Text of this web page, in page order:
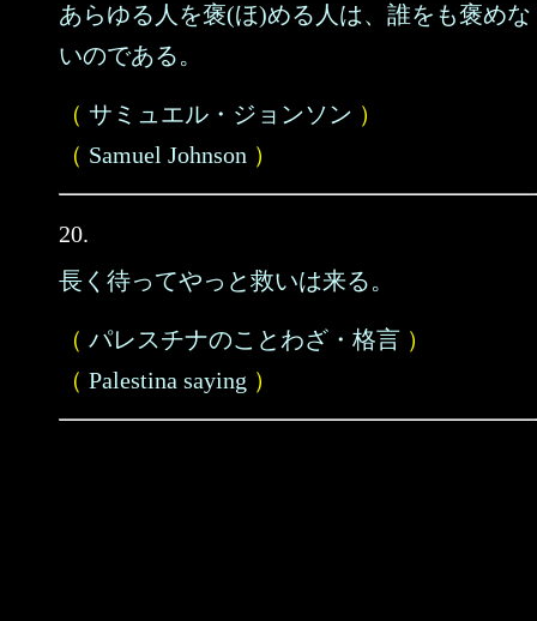
あらゆる人を褒(ほ)める人は、誰をも褒めな
いのである。
（ サミュエル・ジョンソン ）
（ Samuel Johnson ）
20.
長く待ってやっと救いは来る。
（ パレスチナのことわざ・格言 ）
（ Palestina saying ）